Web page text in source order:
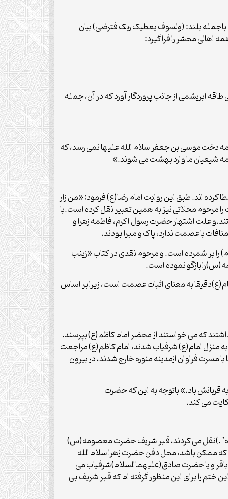
باجمله بلند: (ولسوف یعطیک ربک فترضی) بیان
اهالی محشر را فراگیرد:
ابریشمی از جانب پروردگار آورد که در آن، جمله
دخت موسی بن جعفر سلام الله علیها نمی رسد، که
شیعیان ما وارد بهشت می شوند.»
اند. طبق این روایت امام رضا(ع) فرمود: «من زار
مرحوم محلاتی نیز به همین تعبیر نقل کرده است.با
علت اشتهار حضرت رسول اکرم، فاطمه زهرا و
با عصمت ندارد، پاک و مبرا بودند.
را بر شمرده است. و مرحوم نقدی در کتاب «زینب
بازگو نموده است.
به معنای اثبات عصمت است، زیرا بر اساس
که می خواستند از محضر امام کاظم(ع) بپرسند.
منزل امام(ع) شرفیاب شدند، امام کاظم(ع) مراجعت
فراوان ازمدینه منوره خارج شدند، در بیرون
باد.» باتوجه به این که حضرت
می کند.
بر اساس رویای صادقه ای که مرحوم آیت الله مرعشی نجفی(ره) ازپدر بزرگوارش مرحوم حاج سیدمحمود مرعشی (متوفای 1338 ه’ .)نقل می کردند، قبر شریف حضرت معصومه(س)
ممکن باشد، محل دفن حضرت زهرا سلام الله
و یا حضرت صادق(علیهماالسلام)شرفیاب می
ختم را برای این منظور گرفته ام که قبر شریف بی